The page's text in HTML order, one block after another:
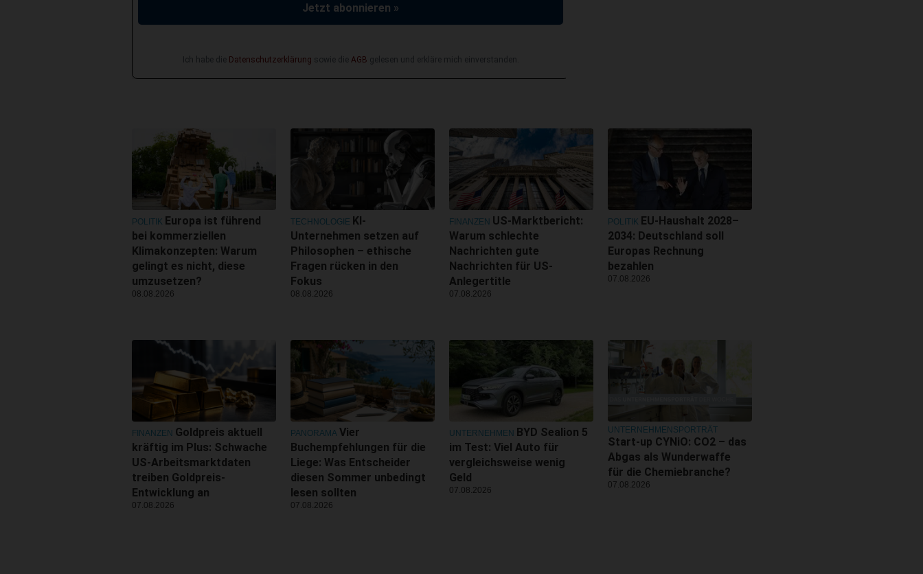
Jetzt abonnieren »
Ich habe die Datenschutzerklärung sowie die AGB gelesen und erkläre mich einverstanden.
POLITIK Europa ist führend
bei kommerziellen
Klimakonzepten: Warum
gelingt es nicht, diese
umzusetzen?
08.08.2026
TECHNOLOGIE KI-
Unternehmen setzen auf
Philosophen – ethische
Fragen rücken in den
Fokus
08.08.2026
FINANZEN US-Marktbericht:
Warum schlechte
Nachrichten gute
Nachrichten für US-
Anlegertitle
07.08.2026
POLITIK EU-Haushalt 2028–
2034: Deutschland soll
Europas Rechnung
bezahlen
07.08.2026
FINANZEN Goldpreis aktuell
kräftig im Plus: Schwache
US-Arbeitsmarktdaten
treiben Goldpreis-
Entwicklung an
07.08.2026
PANORAMA Vier
Buchempfehlungen für die
Liege: Was Entscheider
diesen Sommer unbedingt
lesen sollten
07.08.2026
UNTERNEHMEN BYD Sealion 5
im Test: Viel Auto für
vergleichsweise wenig
Geld
07.08.2026
UNTERNEHMENSPORTRÄT
Start-up CYNiO: CO2 – das
Abgas als Wunderwaffe
für die Chemiebranche?
07.08.2026